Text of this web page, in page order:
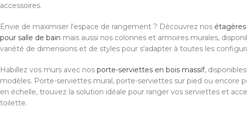
accessoires.
Envie de maximiser l'espace de rangement ? Découvrez nos
pour salle de bain mais aussi nos colonnes et armoires murales,
variété de dimensions et de styles pour s'adapter à toutes les
Habillez vos murs avec nos porte-serviettes en bois massif,
modèles. Porte-serviettes mural, porte-serviettes sur pied ou encore
en échelle, trouvez la solution idéale pour ranger vos serviettes et
toilette.